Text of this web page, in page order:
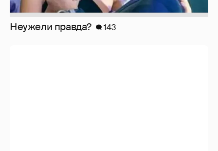
Неужели правда? 143